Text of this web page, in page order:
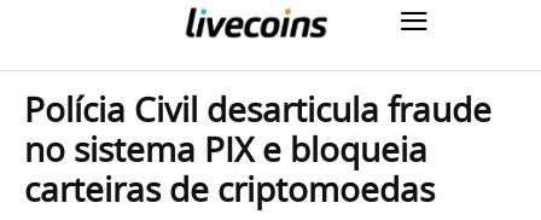
Polícia Civil desarticula fraude
no sistema PIX e bloqueia
carteiras de criptomoedas